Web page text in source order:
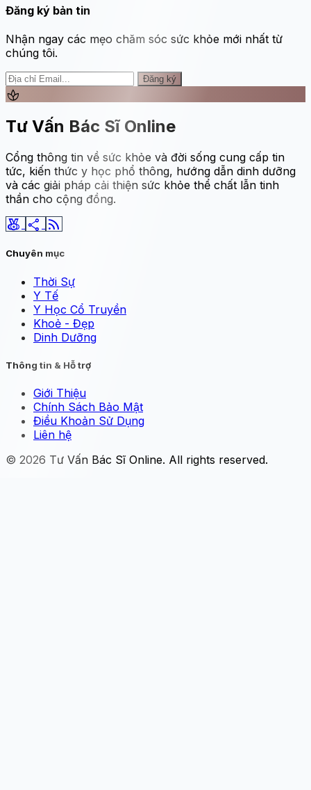
Đăng ký bản tin
Nhận ngay các mẹo chăm sóc sức khỏe mới nhất từ
chúng tôi.
Đăng ký
spa
Tư Vấn Bác Sĩ Online
Cổng thông tin về sức khỏe và đời sống cung cấp tin
tức, kiến thức y học phổ thông, hướng dẫn dinh dưỡng
và các giải pháp cải thiện sức khỏe thể chất lẫn tinh
thần cho cộng đồng.
social_leaderboard share rss_feed
Chuyên mục
Thời Sự
Y Tế
Y Học Cổ Truyền
Khoẻ - Đẹp
Dinh Dưỡng
Thông tin & Hỗ trợ
Giới Thiệu
Chính Sách Bảo Mật
Điều Khoản Sử Dụng
Liên hệ
© 2026 Tư Vấn Bác Sĩ Online. All rights reserved.